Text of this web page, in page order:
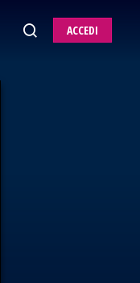
ACCEDI